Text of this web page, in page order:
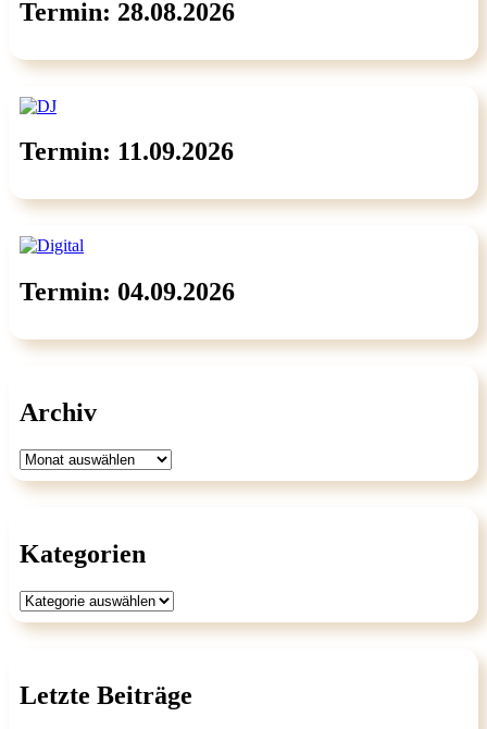
Termin: 28.08.2026
Termin: 11.09.2026
Termin: 04.09.2026
Archiv
Archiv
Kategorien
Kategorien
Letzte Beiträge